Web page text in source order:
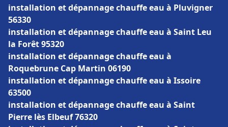
installation et dépannage chauffe eau à Pluvigner
56330
installation et dépannage chauffe eau à Saint Leu
la Forêt 95320
installation et dépannage chauffe eau à
Roquebrune Cap Martin 06190
installation et dépannage chauffe eau à Issoire
63500
installation et dépannage chauffe eau à Saint
Pierre lès Elbeuf 76320